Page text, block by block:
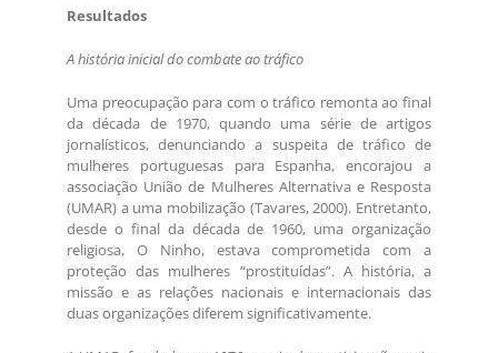
Resultados
A história inicial do combate ao tráfico
Uma preocupação para com o tráfico remonta ao final
da década de 1970, quando uma série de artigos
jornalísticos, denunciando a suspeita de tráfico de
mulheres portuguesas para Espanha, encorajou a
associação União de Mulheres Alternativa e Resposta
(UMAR) a uma mobilização (Tavares, 2000). Entretanto,
desde o final da década de 1960, uma organização
religiosa, O Ninho, estava comprometida com a
proteção das mulheres “prostituídas”. A história, a
missão e as relações nacionais e internacionais das
duas organizações diferem significativamente.